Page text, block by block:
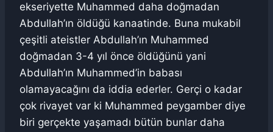
ekseriyette Muhammed daha doğmadan
Abdullah’ın öldüğü kanaatinde. Buna mukabil
çeşitli ateistler Abdullah’ın Muhammed
doğmadan 3-4 yıl önce öldüğünü yani
Abdullah’ın Muhammed’in babası
olamayacağını da iddia ederler. Gerçi o kadar
çok rivayet var ki Muhammed peygamber diye
biri gerçekte yaşamadı bütün bunlar daha